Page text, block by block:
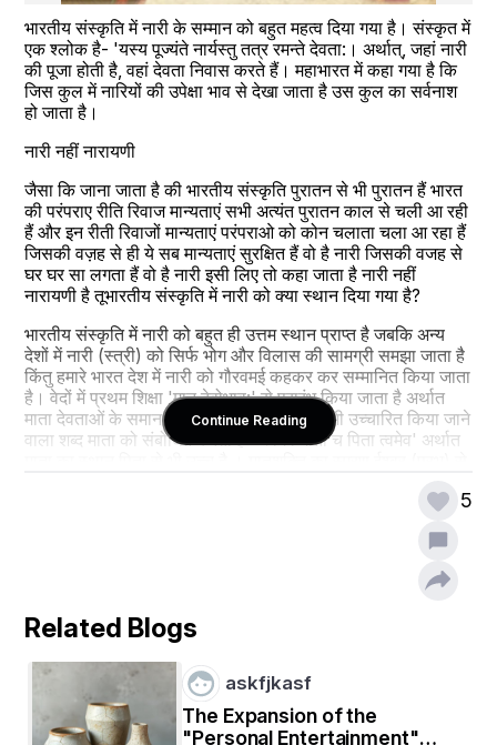
भारतीय संस्कृति में नारी के सम्मान को बहुत महत्व दिया गया है। संस्कृत में
एक श्लोक है- 'यस्य पूज्यंते नार्यस्तु तत्र रमन्ते देवता:। अर्थात्, जहां नारी
की पूजा होती है, वहां देवता निवास करते हैं। महाभारत में कहा गया है कि
जिस कुल में नारियों की उपेक्षा भाव से देखा जाता है उस कुल का सर्वनाश
हो जाता है।
नारी नहीं नारायणी
जैसा कि जाना जाता है की भारतीय संस्कृति पुरातन से भी पुरातन हैं भारत
की परंपराए रीति रिवाज मान्यताएं सभी अत्यंत पुरातन काल से चली आ रही
हैं और इन रीती रिवाजों मान्यताएं परंपराओ को कोन चलाता चला आ रहा हैं
जिसकी वज़ह से ही ये सब मान्यताएं सुरक्षित हैं वो है नारी जिसकी वजह से
घर घर सा लगता हैं वो है नारी इसी लिए तो कहा जाता है नारी नहीं
नारायणी है तूभारतीय संस्कृति में नारी को क्या स्थान दिया गया है?
भारतीय संस्कृति में नारी को बहुत ही उत्तम स्थान प्राप्त है जबकि अन्य
देशों में नारी (स्त्री) को सिर्फ भोग और विलास की सामग्री समझा जाता है
किंतु हमारे भारत देश में नारी को गौरवमई कहकर कर सम्मानित किया जाता
है। वेदों में प्रथम शिक्षा 'मातृ देवोभाव:' से प्रारंभ किया जाता है अर्थात
माता देवताओं के समान होती है। प्रार्थना के समय भी उच्चारित किया जाने
वाला शब्द माता को संबोधित करता है -'त्वमेव माता च पिता त्वमेव' अर्थात
सीताराम आदि। मनुस्मृति अध्याय 3 /श्लोक 56 के अनुसार 'यत्र नार्यस्तु
उस घर की स्थिति स्वर्ग के समान हो जाती है। वहां देवताओं का निवास
होता है और स्त्रियों के लिए पति सेवा ही सर्वश्रेष्ठ है। स्त्रियों को किसी
गुरु की आवश्यकता नहीं होती। पति के चरणों की सेवा में ही भगवान के
क्या आप भारतीय संस्कृति की संवेदना पर प्रकाश डाल सकते हैं?
भारतीय नारी के संस्कार क्या है?
भारतीय संस्कृति में धर्म क्यों जरूरी है?
Continue Reading
5
Related Blogs
askfjkasf
The Expansion of the
"Personal Entertainment"